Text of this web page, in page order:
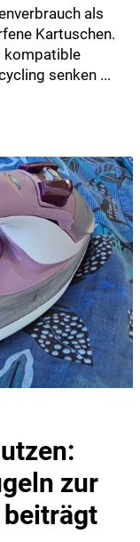
als
Kartuschen.
kompatible
senken ...
zur